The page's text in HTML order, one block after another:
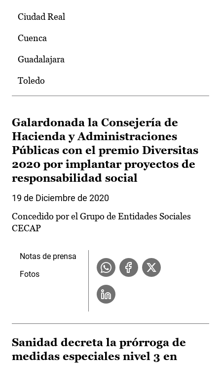
Ciudad Real
Cuenca
Guadalajara
Toledo
Galardonada la Consejería de
Hacienda y Administraciones
Públicas con el premio Diversitas
2020 por implantar proyectos de
responsabilidad social
19 de Diciembre de 2020
Concedido por el Grupo de Entidades Sociales
CECAP
Notas de prensa
Fotos
Sanidad decreta la prórroga de
medidas especiales nivel 3 en